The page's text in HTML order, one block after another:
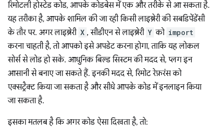
रिमोटली होस्टेड कोड, आपके कोडबेस में एक और तरीके से आ सकता है.
यह तरीका है, आपके शामिल की जा रही किसी लाइब्रेरी की सबडिपेंडेंसी
के तौर पर. अगर लाइब्रेरी X , सीडीएन से लाइब्रेरी Y को import
करना चाहती है, तो आपको इसे अपडेट करना होगा, ताकि यह लोकल
सोर्स से लोड हो सके. आधुनिक बिल्ड सिस्टम की मदद से, प्लग इन
आसानी से बनाए जा सकते हैं. इनकी मदद से, रिमोट रेफ़रंस को
एक्सट्रैक्ट किया जा सकता है और सीधे आपके कोड में इनलाइन किया
जा सकता है.
इसका मतलब है कि अगर कोड ऐसा दिखता है, तो: